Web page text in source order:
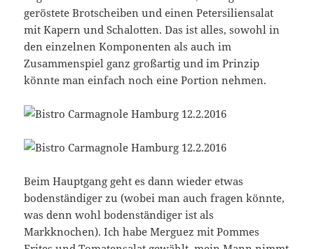
geröstete Brotscheiben und einen Petersiliensalat
mit Kapern und Schalotten. Das ist alles, sowohl in
den einzelnen Komponenten als auch im
Zusammenspiel ganz großartig und im Prinzip
könnte man einfach noch eine Portion nehmen.
Beim Hauptgang geht es dann wieder etwas
bodenständiger zu (wobei man auch fragen könnte,
was denn wohl bodenständiger ist als
Markknochen). Ich habe Merguez mit Pommes